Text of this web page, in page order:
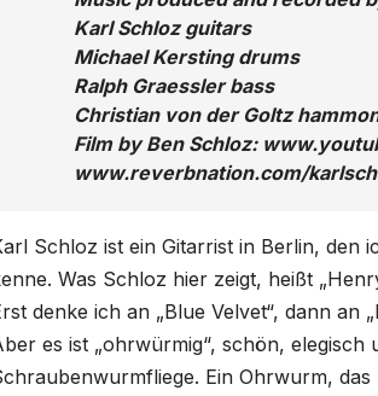
Karl Schloz guitars
Michael Kersting drums
Ralph Graessler bass
Christian von der Goltz
Film by Ben Schloz:
www.reverbnation.com/
Schloz ist ein Gitarrist in Berlin, den
Was Schloz hier zeigt, heißt
denke ich an „Blue Velvet“, dann an
es ist „ohrwürmig“, schön,
Ein Ohrwurm,